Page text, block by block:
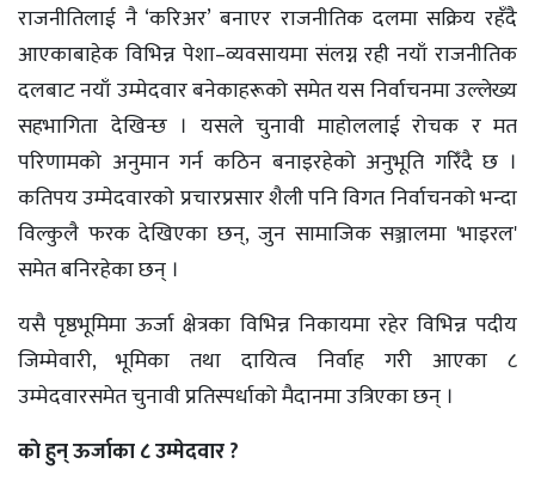
राजनीतिलाई नै ‘करिअर’ बनाएर राजनीतिक दलमा सक्रिय रहँदै
आएकाबाहेक विभिन्न पेशा–व्यवसायमा संलग्न रही नयाँ राजनीतिक
दलबाट नयाँ उम्मेदवार बनेकाहरूको समेत यस निर्वाचनमा उल्लेख्य
सहभागिता देखिन्छ । यसले चुनावी माहोललाई रोचक र मत
परिणामको अनुमान गर्न कठिन बनाइरहेको अनुभूति गरिँदै छ ।
कतिपय उम्मेदवारकाे प्रचारप्रसार शैली पनि विगत निर्वाचनको भन्दा
विल्कुलै फरक देखिएका छन्, जुन सामाजिक सञ्जालमा 'भाइरल'
समेत बनिरहेका छन् ।
यसै पृष्ठभूमिमा ऊर्जा क्षेत्रका विभिन्न निकायमा रहेर विभिन्न पदीय
जिम्मेवारी, भूमिका तथा दायित्व निर्वाह गरी आएका ८
उम्मेदवारसमेत चुनावी प्रतिस्पर्धाको मैदानमा उत्रिएका छन् ।
काे हुन् ऊर्जाका ८ उम्मेदवार ?